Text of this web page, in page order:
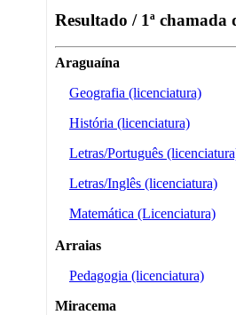
Resultado / 1ª chamada
Araguaína
Geografia (licenciatura)
História (licenciatura)
Letras/Português
Letras/Inglês (licenciatura)
Matemática (Licenciatura)
Arraias
Pedagogia (licenciatura)
Miracema